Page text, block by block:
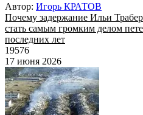
Автор: Игорь КРАТОВ
Почему задержание Ильи
стать самым громким делом
последних лет
19576
17 июня 2026